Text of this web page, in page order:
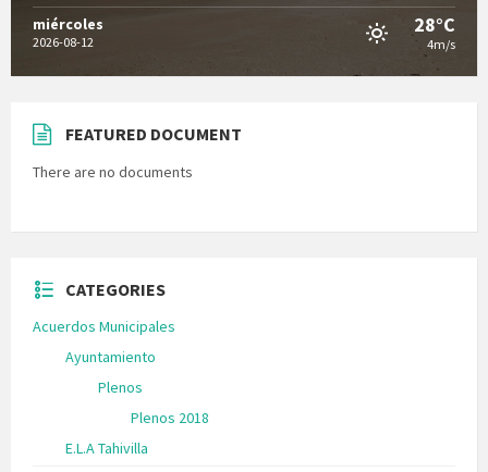
miércoles
2026-08-12
28°C
4m/s
FEATURED DOCUMENT
There are no documents
CATEGORIES
Acuerdos Municipales
Ayuntamiento
Plenos
Plenos 2018
E.L.A Tahivilla